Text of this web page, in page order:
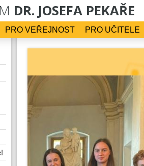
DR. JOSEFA PEKAŘE
PRO UČITELE
PRO VEŘEJNOST